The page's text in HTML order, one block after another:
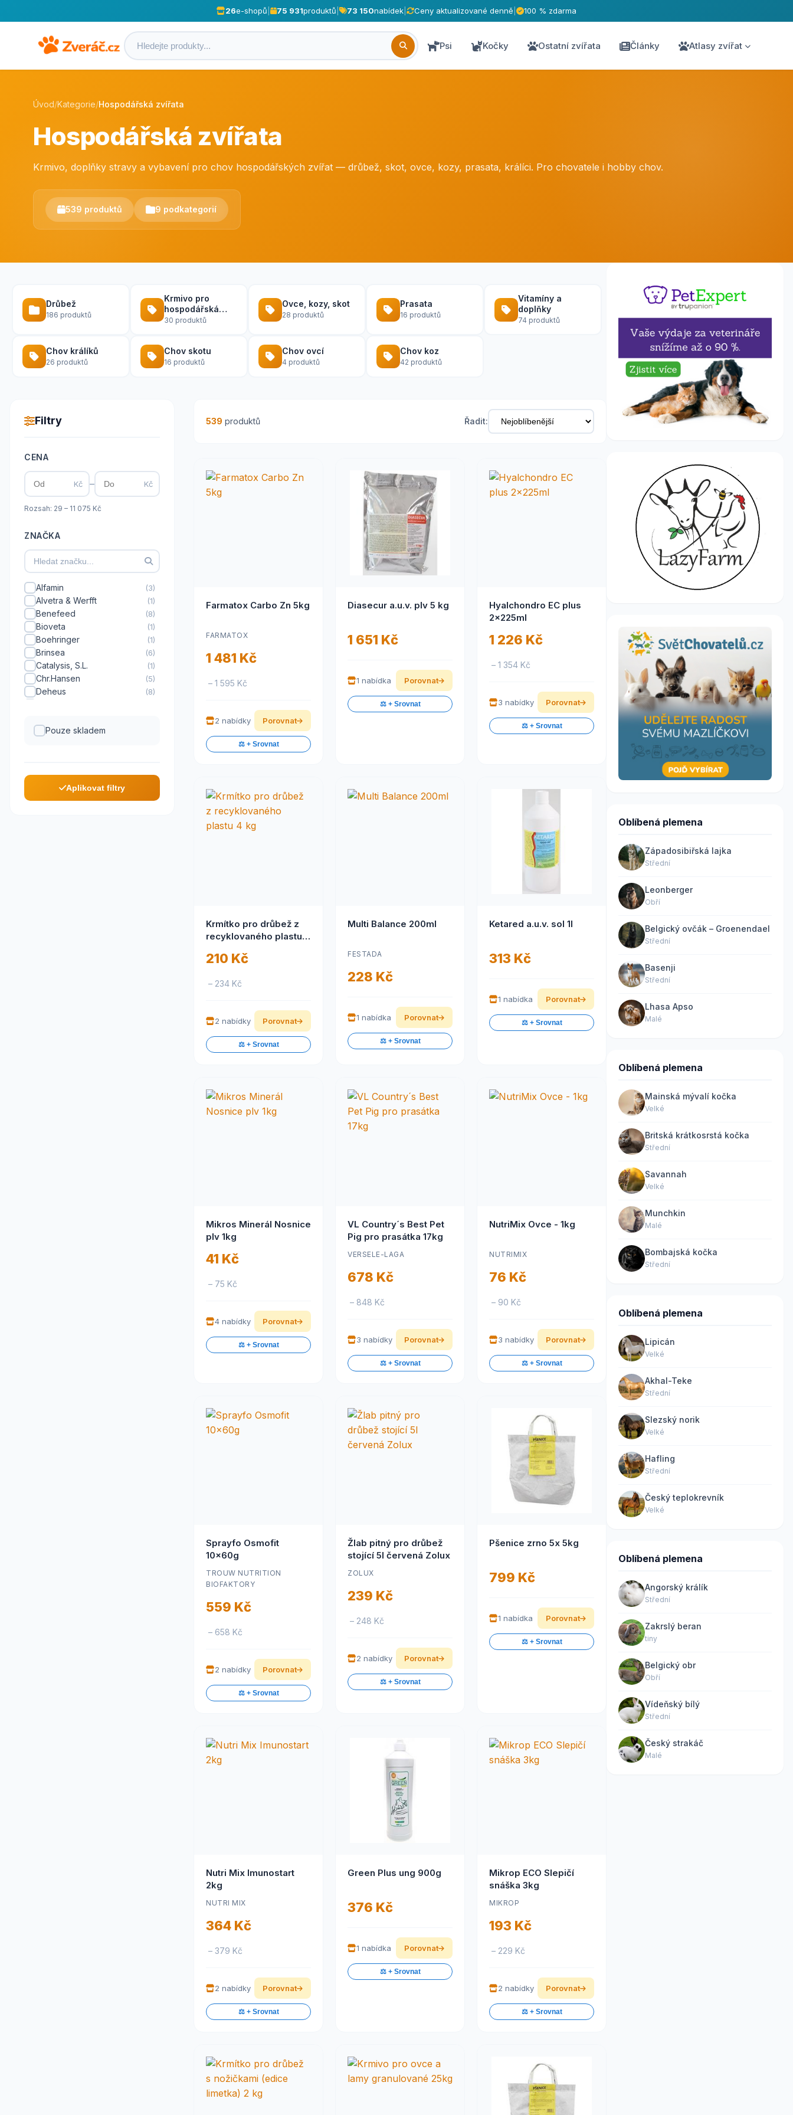
26e-shopů 75 931produktů 73 150nabídek Ceny aktualizované denně 100 % zdarma
Psi Kočky Ostatní zvířata Články Atlasy zvířat
Úvod/Kategorie/Hospodářská zvířata
Hospodářská zvířata
Krmivo, doplňky stravy a vybavení pro chov hospodářských zvířat — drůbež, skot, ovce, kozy, prasata, králíci. Pro chovatele i hobby chov.
539 produktů 9 podkategorií
Drůbež
186 produktů
Krmivo pro
hospodářská
zvířata
30 produktů
Ovce, kozy, skot
28 produktů
Prasata
16 produktů
Vitamíny a
doplňky
74 produktů
Chov králíků
26 produktů
Chov skotu
16 produktů
Chov ovcí
4 produktů
Chov koz
42 produktů
Filtry
CENA
Kč – Kč
Rozsah: 29 – 11 075 Kč
ZNAČKA
Alfamin (3)
Alvetra & Werfft (1)
Benefeed (8)
Bioveta (1)
Boehringer (1)
Brinsea (6)
Catalysis, S.L. (1)
Chr.Hansen (5)
Deheus (8)
Farmatox
International Probiotic
(3)
Pouze skladem
Aplikovat filtry
539 produktů Řadit:
Farmatox Carbo Zn 5kg
FARMATOX
1 481 Kč
– 1 595 Kč
2 nabídky Porovnat
⚖️ + Srovnat
Diasecur a.u.v. plv 5 kg
1 651 Kč
1 nabídka Porovnat
⚖️ + Srovnat
Hyalchondro EC plus
2x225ml
1 226 Kč
– 1 354 Kč
3 nabídky Porovnat
⚖️ + Srovnat
Krmítko pro drůbež z
recyklovaného plastu 4
210 Kč
– 234 Kč
2 nabídky Porovnat
⚖️ + Srovnat
Multi Balance 200ml
FESTADA
228 Kč
1 nabídka Porovnat
⚖️ + Srovnat
Ketared a.u.v. sol 1l
313 Kč
1 nabídka Porovnat
⚖️ + Srovnat
Mikros Minerál Nosnice
plv 1kg
41 Kč
– 75 Kč
4 nabídky Porovnat
⚖️ + Srovnat
VL Country´s Best Pet
Pig pro prasátka 17kg
VERSELE-LAGA
678 Kč
– 848 Kč
3 nabídky Porovnat
⚖️ + Srovnat
NutriMix Ovce - 1kg
NUTRIMIX
76 Kč
– 90 Kč
3 nabídky Porovnat
⚖️ + Srovnat
Sprayfo Osmofit
10x60g
TROUW NUTRITION
BIOFAKTORY
559 Kč
– 658 Kč
2 nabídky Porovnat
⚖️ + Srovnat
Žlab pitný pro drůbež
stojící 5l červená Zolux
ZOLUX
239 Kč
– 248 Kč
2 nabídky Porovnat
⚖️ + Srovnat
Pšenice zrno 5x 5kg
799 Kč
1 nabídka Porovnat
⚖️ + Srovnat
Nutri Mix Imunostart
2kg
NUTRI MIX
364 Kč
– 379 Kč
2 nabídky Porovnat
⚖️ + Srovnat
Green Plus ung 900g
376 Kč
1 nabídka Porovnat
⚖️ + Srovnat
Mikrop ECO Slepičí
snáška 3kg
MIKROP
193 Kč
– 229 Kč
2 nabídky Porovnat
⚖️ + Srovnat
Oblíbená plemena
Západosibiřská lajka
Střední
Leonberger
Obří
Belgický ovčák – Groenendael
Střední
Basenji
Střední
Lhasa Apso
Malé
Oblíbená plemena
Mainská mývalí kočka
Velké
Britská krátkosrstá kočka
Střední
Savannah
Velké
Munchkin
Malé
Bombajská kočka
Střední
Oblíbená plemena
Lipicán
Velké
Akhal-Teke
Střední
Slezský norik
Velké
Hafling
Střední
Český teplokrevník
Velké
Oblíbená plemena
Angorský králík
Střední
Zakrslý beran
tiny
Belgický obr
Obří
Vídeňský bílý
Střední
Český strakáč
Malé